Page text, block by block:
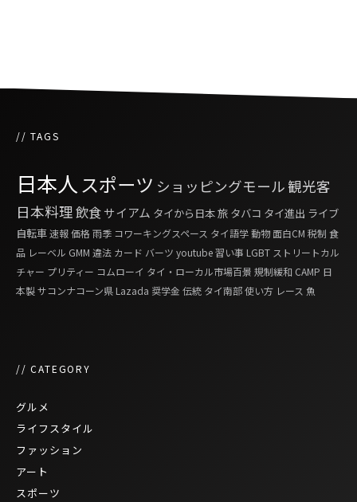
// TAGS
日本人 スポーツ ショッピングモール 観光客
日本料理飲食サイアム タイから日本旅 タバコ タイ進出 ライブ
自転車速報価格 雨季 コワーキングスペース タイ語学動物 面白CM 税制 食
品 レーベル GMM 違法 カード バーツ youtube習い事 LGBT ストリートカル
チャー プリティー コムローイ タイ・ローカル市場百景 規制緩和 CAMP 日
本製サコンナコーン県 Lazada 奨学金 伝統 タイ南部使い方 レース 魚
// CATEGORY
グルメ
ライフスタイル
ファッション
アート
スポーツ